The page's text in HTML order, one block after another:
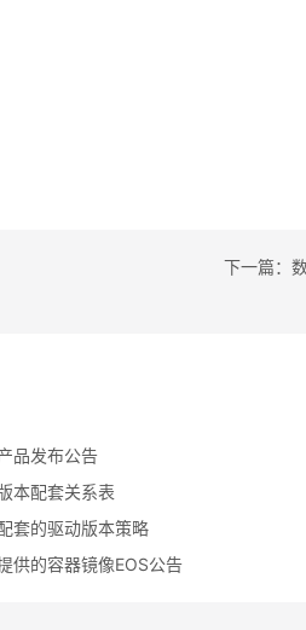
下一篇：
品发布公告
本配套关系表
套的驱动版本策略
供的容器镜像EOS公告